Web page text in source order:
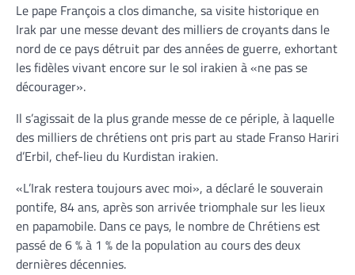
Le pape François a clos dimanche, sa visite historique en
Irak par une messe devant des milliers de croyants dans le
nord de ce pays détruit par des années de guerre, exhortant
les fidèles vivant encore sur le sol irakien à «ne pas se
décourager».
Il s’agissait de la plus grande messe de ce périple, à laquelle
des milliers de chrétiens ont pris part au stade Franso Hariri
d’Erbil, chef-lieu du Kurdistan irakien.
«L’Irak restera toujours avec moi», a déclaré le souverain
pontife, 84 ans, après son arrivée triomphale sur les lieux
en papamobile. Dans ce pays, le nombre de Chrétiens est
passé de 6 % à 1 % de la population au cours des deux
dernières décennies.